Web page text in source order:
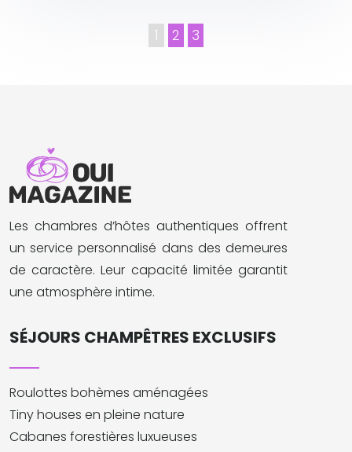
1 2 3
Les chambres d’hôtes authentiques offrent
un service personnalisé dans des demeures
de caractère. Leur capacité limitée garantit
une atmosphère intime.
SÉJOURS CHAMPÊTRES EXCLUSIFS
Roulottes bohèmes aménagées
Tiny houses en pleine nature
Cabanes forestières luxueuses